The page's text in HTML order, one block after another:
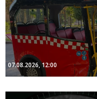
07.08.2026, 12:00